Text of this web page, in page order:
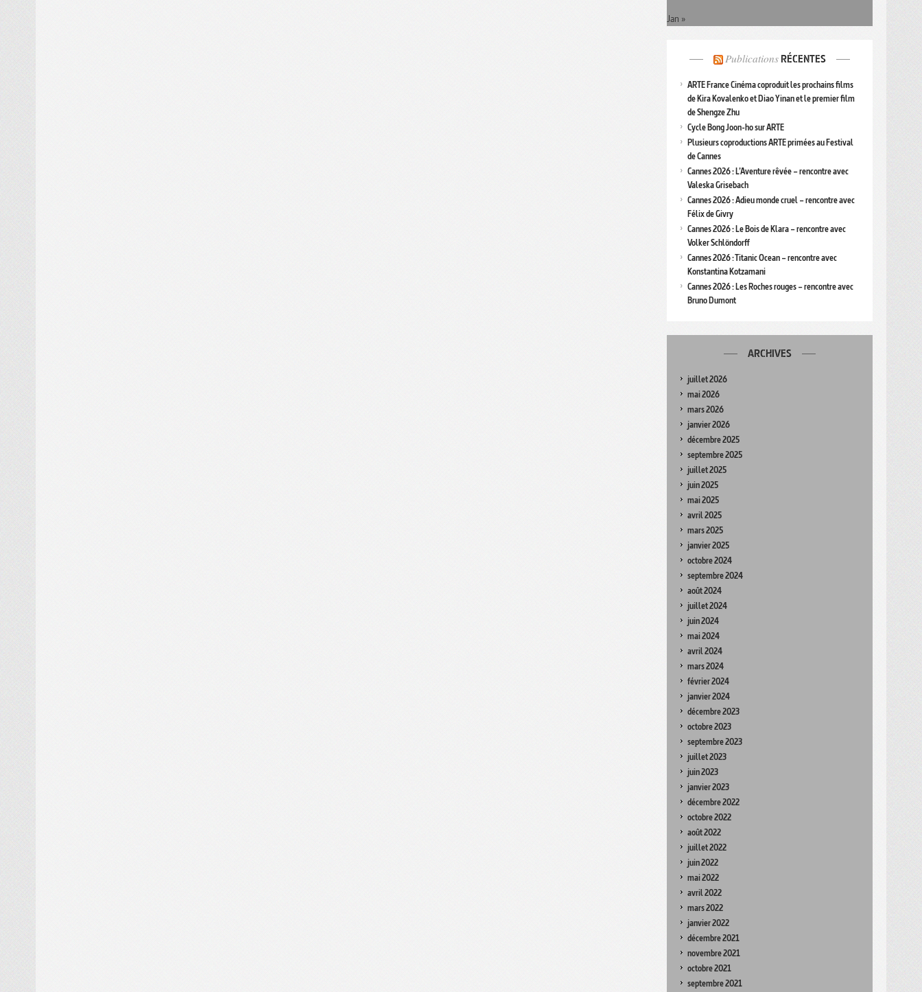
Jan »
Publications RÉCENTES
ARTE France Cinéma coproduit les prochains films
de Kira Kovalenko et Diao Yinan et le premier film
de Shengze Zhu
Cycle Bong Joon-ho sur ARTE
Plusieurs coproductions ARTE primées au Festival
de Cannes
Cannes 2026 : L’Aventure rêvée – rencontre avec
Valeska Grisebach
Cannes 2026 : Adieu monde cruel – rencontre avec
Félix de Givry
Cannes 2026 : Le Bois de Klara – rencontre avec
Volker Schlöndorff
Cannes 2026 : Titanic Ocean – rencontre avec
Konstantina Kotzamani
Cannes 2026 : Les Roches rouges – rencontre avec
Bruno Dumont
ARCHIVES
juillet 2026
mai 2026
mars 2026
janvier 2026
décembre 2025
septembre 2025
juillet 2025
juin 2025
mai 2025
avril 2025
mars 2025
janvier 2025
octobre 2024
septembre 2024
août 2024
juillet 2024
juin 2024
mai 2024
avril 2024
mars 2024
février 2024
janvier 2024
décembre 2023
octobre 2023
septembre 2023
juillet 2023
juin 2023
janvier 2023
décembre 2022
octobre 2022
août 2022
juillet 2022
juin 2022
mai 2022
avril 2022
mars 2022
janvier 2022
décembre 2021
novembre 2021
octobre 2021
septembre 2021